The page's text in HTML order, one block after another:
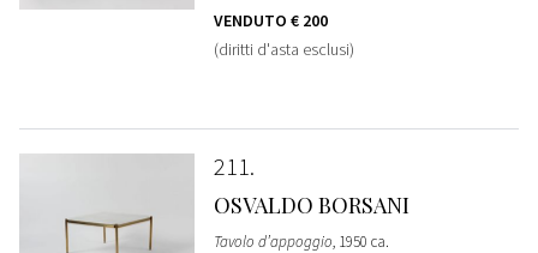
VENDUTO € 200
(diritti d'asta esclusi)
211
OSVALDO BORSANI
Tavolo d’appoggio, 1950 ca.